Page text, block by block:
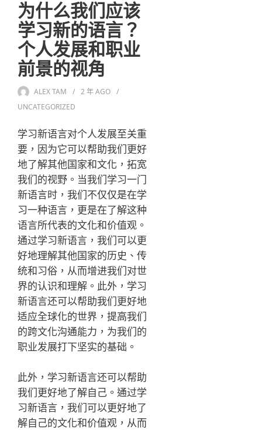
为什么我们应该
学习新的语言？
个人发展和职业
前景的视角
ALEX TAM 2 年AGO
UNCATEGORIZED
学习新语言对个人发展至关重
要，因为它可以帮助我们更好
地了解其他国家和文化，拓宽
我们的视野。当我们学习一门
新语言时，我们不仅仅是在学
习一种语言，更是在了解这种
语言所代表的文化和价值观。
通过学习新语言，我们可以更
好地理解其他国家的历史、传
统和习俗，从而增进我们对世
界的认识和理解。此外，学习
新语言还可以帮助我们更好地
适应全球化的世界，提高我们
的跨文化沟通能力，为我们的
职业发展打下坚实的基础。
此外，学习新语言还可以帮助
我们更好地了解自己。通过学
习新语言，我们可以更好地了
解自己的文化和价值观，从而